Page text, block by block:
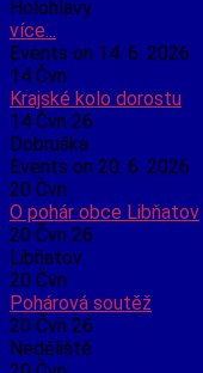
Holohlavy
více...
Events on 14. 6. 2026
14 Čvn
Krajské kolo dorostu
14 Čvn 26
Dobruška
Events on 20. 6. 2026
20 Čvn
O pohár obce Libňatov
20 Čvn 26
Libňatov
20 Čvn
Pohárová soutěž
20 Čvn 26
Neděliště